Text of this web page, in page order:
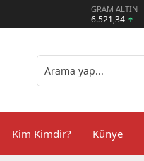
GRAM ALTIN
6.521,34
Kim Kimdir? Künye